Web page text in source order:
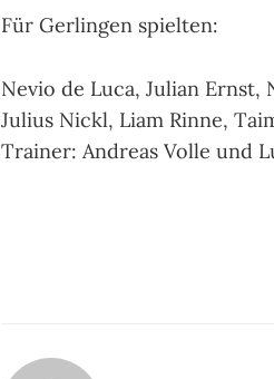
Für Gerlingen spielten:
Nevio de Luca, Julian Ernst,
Julius Nickl, Liam Rinne,
Trainer: Andreas Volle und